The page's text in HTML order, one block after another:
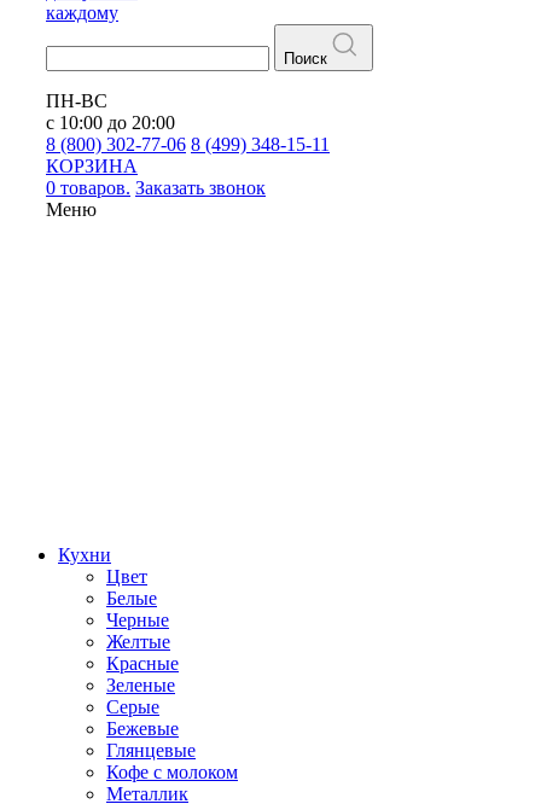
каждому
Поиск
ПН-ВС
с 10:00 до 20:00
8 (800) 302-77-06 8 (499) 348-15-11
КОРЗИНА
0 товаров. Заказать звонок
Меню
Кухни
Цвет
Белые
Черные
Желтые
Красные
Зеленые
Серые
Бежевые
Глянцевые
Кофе с молоком
Металлик